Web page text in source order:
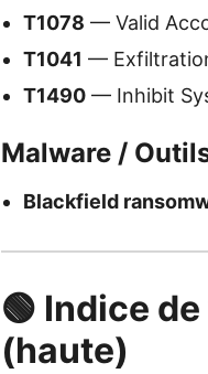
T1078 — Valid
T1041 —
T1490 — Inhibit
Malware /
Blackfield
🟢 Indice
(haute)